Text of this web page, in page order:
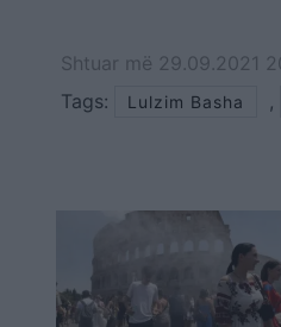
Shtuar më 29.09.2021
Tags:
Lulzim Basha ,